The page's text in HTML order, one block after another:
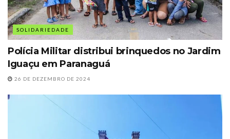
SOLIDARIEDADE
Polícia Militar distribui brinquedos no Jardim
Iguaçu em Paranaguá
26 DE DEZEMBRO DE 2024